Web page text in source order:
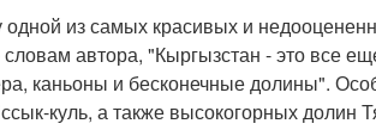
из самых красивых и
автора, "Кыргызстан - это все
каньоны и бесконечные долины".
куль, а также высокогорных долин